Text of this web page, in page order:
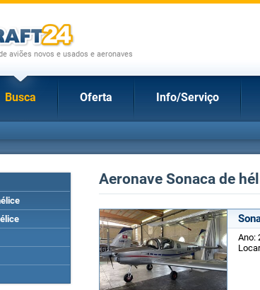
aviões novos e usados e aeronaves
Busca Oferta Info/Serviço
Aeronave Sonaca de
Ano: